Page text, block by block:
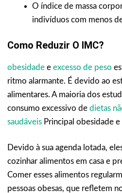
O índice de massa
indivíduos com menos
Como Reduzir O IMC?
obesidade e excesso de peso
ritmo alarmante. É devido ao
alimentares. A maioria dos
consumo excessivo de dietas
saudáveis Principal obesidade
Devido à sua agenda lotada,
cozinhar alimentos em casa e
Comer esses alimentos
pessoas obesas, que refletem